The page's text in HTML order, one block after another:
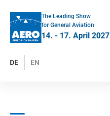
The Leading Show
for General Aviation
14. - 17. April 2027
DE EN